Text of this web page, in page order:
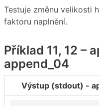
Testuje změnu velikosti
faktoru naplnění.
Příklad 11, 12 –
append_04
Výstup (stdout) -